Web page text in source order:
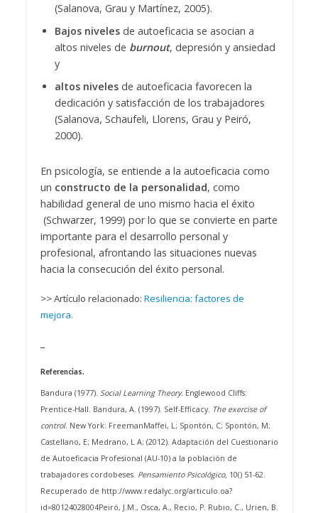
(Salanova, Grau y Martínez, 2005).
Bajos nivelesde autoeficacia se asocian a
altos niveles de burnout, depresión y ansiedad
y
altos nivelesde autoeficacia favorecen la
dedicación y satisfacción de los trabajadores
(Salanova, Schaufeli, Llorens, Grau y Peiró,
2000).
En psicología, se entiende a la autoeficacia como
un constructo de la personalidad, como
habilidad general de uno mismo hacia el éxito
(Schwarzer, 1999) por lo que se convierte en parte
importante para el desarrollo personal y
profesional, afrontando las situaciones nuevas
hacia la consecución del éxito personal.
>> Artículo relacionado: Resiliencia: factores de
mejora.
Referencias.
Bandura (1977). Social Learning Theory. Englewood Cliffs:
Prentice-Hall. Bandura, A. (1997). Self-Efficacy. The exercise of
control. New York: FreemanMaffei, L; Spontón, C; Spontón, M;
Castellano, E; Medrano, L A; (2012). Adaptación del Cuestionario
de Autoeficacia Profesional (AU-10) a la población de
trabajadores cordobeses. Pensamiento Psicológico, 10() 51-62.
Recuperado de http://www.redalyc.org/articulo.oa?
id=80124028004Peiró, J.M., Osca, A., Recio, P. Rubio, C., Urien, B.